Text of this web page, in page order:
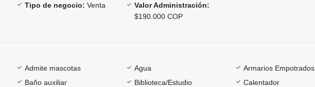
Tipo de negocio: Venta
Valor Administración:
$190.000 COP
Admite mascotas Agua
Armarios Empotrados
Baño auxiliar
Biblioteca/Estudio
Calentador